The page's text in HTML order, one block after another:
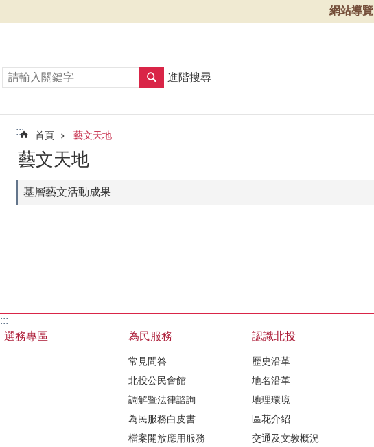
網站導覽
進階搜尋
::: 首頁 藝文天地
藝文天地
基層藝文活動成果
:::
選務專區
為民服務
常見問答
北投公民會館
調解暨法律諮詢
為民服務白皮書
檔案開放應用服務
認識北投
歷史沿革
地名沿革
地理環境
區花介紹
交通及文教概況